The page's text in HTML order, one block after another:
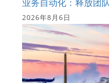
业务自动化：释放团
2026年8月6日